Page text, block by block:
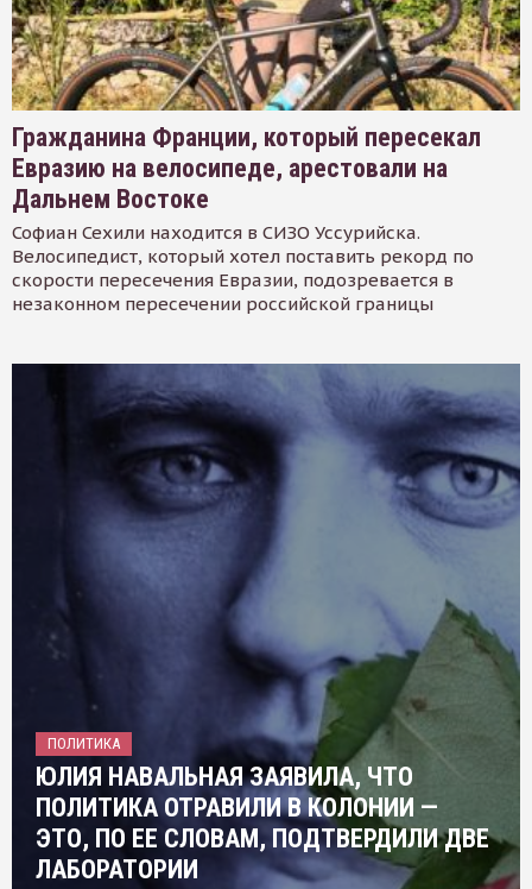
Гражданина Франции, который пересекал
Евразию на велосипеде, арестовали на
Дальнем Востоке
Софиан Сехили находится в СИЗО Уссурийска.
Велосипедист, который хотел поставить рекорд по
скорости пересечения Евразии, подозревается в
незаконном пересечении российской границы
ПОЛИТИКА
ЮЛИЯ НАВАЛЬНАЯ ЗАЯВИЛА, ЧТО
ПОЛИТИКА ОТРАВИЛИ В КОЛОНИИ —
ЭТО, ПО ЕЕ СЛОВАМ, ПОДТВЕРДИЛИ ДВЕ
ЛАБОРАТОРИИ